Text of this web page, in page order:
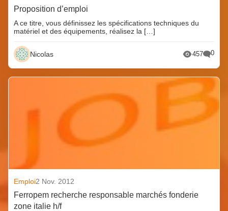
Proposition d’emploi
A ce titre, vous définissez les spécifications techniques du
matériel et des équipements, réalisez la […]
Nicolas 457 0
Emploi2 Nov. 2012
Ferropem recherche responsable marchés fonderie
zone italie h/f